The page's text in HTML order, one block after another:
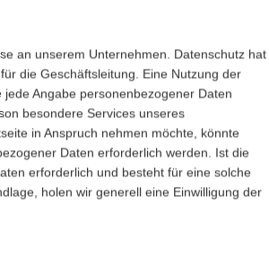
in Hausform
Variante Mindestmenge
gelb 500
an unserem Unternehmen. Datenschutz hat
die Geschäftsleitung. Eine Nutzung der
Angabe personenbezogener Daten
besondere Services unseres
in Anspruch nehmen möchte, könnte
Daten erforderlich werden. Ist die
erforderlich und besteht für eine solche
holen wir generell eine Einwilligung der
Daten, beispielsweise des Namens, der